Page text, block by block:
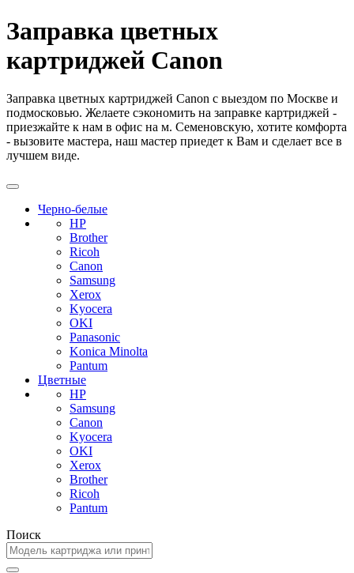
Заправка цветных
картриджей Canon
Заправка цветных картриджей Canon с выездом по Москве и
подмосковью. Желаете сэкономить на заправке картриджей -
приезжайте к нам в офис на м. Семеновскую, хотите комфорта
- вызовите мастера, наш мастер приедет к Вам и сделает все в
лучшем виде.
Черно-белые
HP
Brother
Ricoh
Canon
Samsung
Xerox
Kyocera
OKI
Panasonic
Konica Minolta
Pantum
Цветные
HP
Samsung
Canon
Kyocera
OKI
Xerox
Brother
Ricoh
Pantum
Поиск